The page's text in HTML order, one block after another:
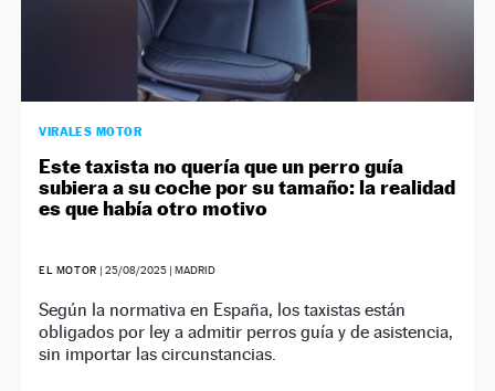
VIRALES MOTOR
Este taxista no quería que un perro guía
subiera a su coche por su tamaño: la realidad
es que había otro motivo
EL MOTOR | 25/08/2025| MADRID
Según la normativa en España, los taxistas están
obligados por ley a admitir perros guía y de asistencia,
sin importar las circunstancias.